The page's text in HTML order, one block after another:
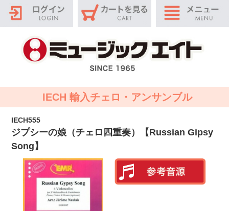
IECH 輸入チェロ・アンサンブル
IECH555
ジプシーの娘（チェロ四重奏）【Russian Gipsy
Song】